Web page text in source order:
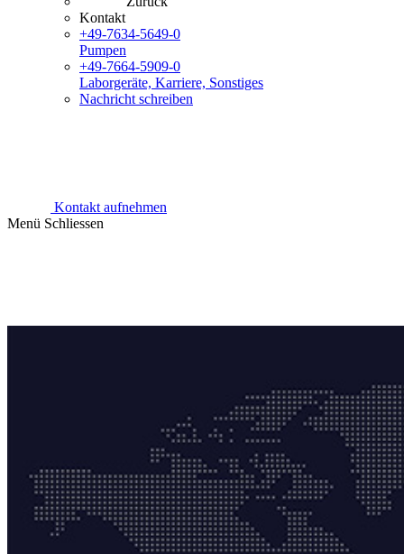
Kontakt
+49-7634-5649-0
Pumpen
+49-7664-5909-0
Laborgeräte, Karriere, Sonstiges
Nachricht schreiben
Kontakt aufnehmen
Menü Schliessen